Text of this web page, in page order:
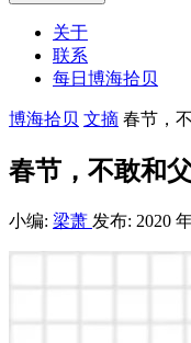
关于
联系
每日博海拾贝
博海拾贝 文摘 春节，
春节，不敢和
小编: 梁萧 发布: 2020